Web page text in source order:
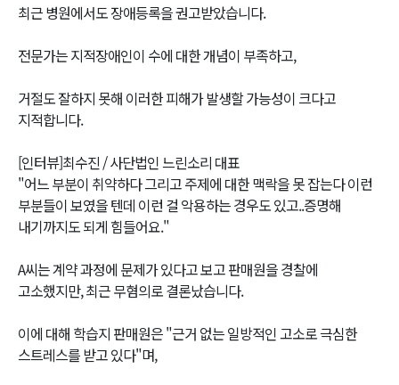
최근 병원에서도 장애등록을 권고받았습니다.
전문가는 지적장애인이 수에 대한 개념이 부족하고,
거절도 잘하지 못해 이러한 피해가 발생할 가능성이 크다고
지적합니다.
[인터뷰]최수진 / 사단법인 느린소리 대표
"어느 부분이 취약하다 그리고 주제에 대한 맥락을 못 잡는다 이런
부분들이 보였을 텐데 이런 걸 악용하는 경우도 있고..증명해
내기까지도 되게 힘들어요."
A씨는 계약 과정에 문제가 있다고 보고 판매원을 경찰에
고소했지만, 최근 무혐의로 결론났습니다.
이에 대해 학습지 판매원은 "근거 없는 일방적인 고소로 극심한
스트레스를 받고 있다"며,